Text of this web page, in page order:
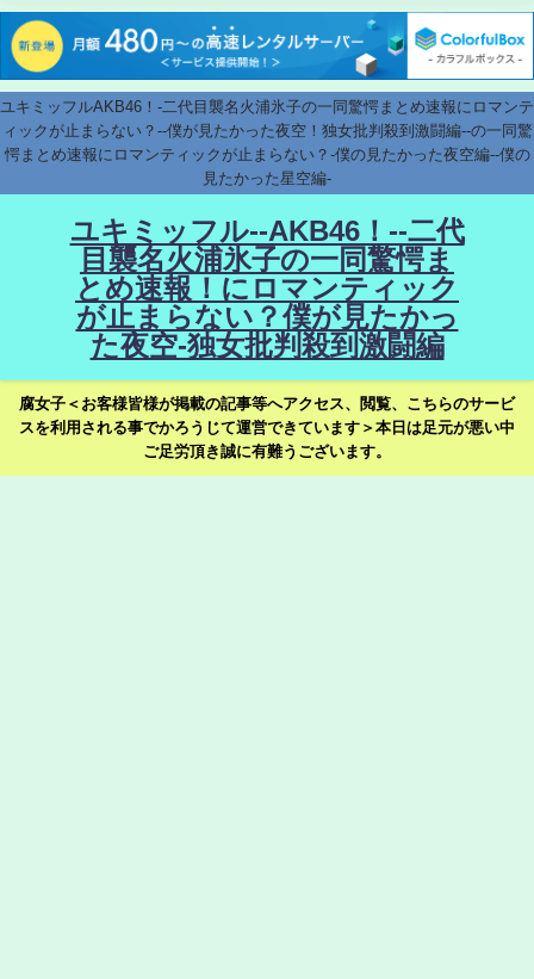
ユキミッフルAKB46！-二代目襲名火浦氷子の一同驚愕まとめ速報にロマンテ
ィックが止まらない？--僕が見たかった夜空！独女批判殺到激闘編--の一同驚
愕まとめ速報にロマンティックが止まらない？-僕の見たかった夜空編--僕の
見たかった星空編-
ユキミッフル--AKB46！--二代
目襲名火浦氷子の一同驚愕ま
とめ速報！にロマンティック
が止まらない？僕が見たかっ
た夜空-独女批判殺到激闘編
腐女子＜お客様皆様が掲載の記事等へアクセス、閲覧、こちらのサービ
スを利用される事でかろうじて運営できています＞本日は足元が悪い中
ご足労頂き誠に有難うございます。